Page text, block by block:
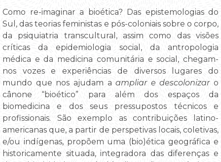
Como re-imaginar a bioética? Das epistemologias do
Sul, das teorias feministas e pós-coloniais sobre o corpo,
da psiquiatria transcultural, assim como das visões
críticas da epidemiologia social, da antropologia
médica e da medicina comunitária e social, chegam-
nos vozes e experiências de diversos lugares do
mundo que nos ajudam aampliar e descolonizaro
cânone “bioético” para além dos espaços da
biomedicina e dos seus pressupostos técnicos e
profissionais. São exemplo as contribuições latino-
americanas que, a partir de perspetivas locais, coletivas,
e/ou indígenas, propõem uma (bio)ética geográfica e
historicamente situada, integradora das diferenças e